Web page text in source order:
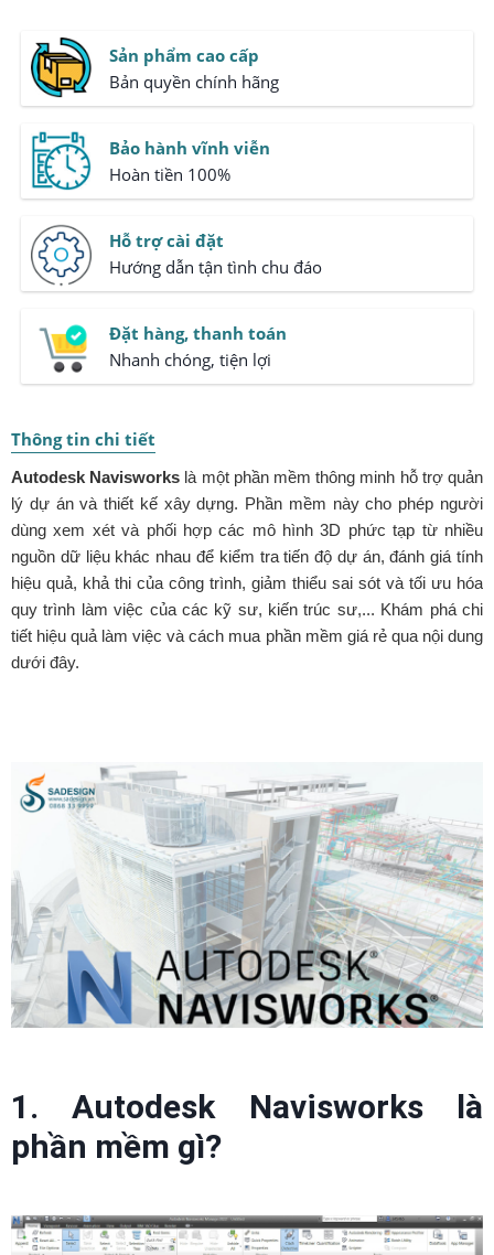
Sản phẩm cao cấp
Bản quyền chính hãng
Bảo hành vĩnh viễn
Hoàn tiền 100%
Hỗ trợ cài đặt
Hướng dẫn tận tình chu đáo
Đặt hàng, thanh toán
Nhanh chóng, tiện lợi
Thông tin chi tiết
Autodesk Navisworks là một phần mềm thông minh hỗ trợ quản
lý dự án và thiết kế xây dựng. Phần mềm này cho phép người
dùng xem xét và phối hợp các mô hình 3D phức tạp từ nhiều
nguồn dữ liệu khác nhau để kiểm tra tiến độ dự án, đánh giá tính
hiệu quả, khả thi của công trình, giảm thiểu sai sót và tối ưu hóa
quy trình làm việc của các kỹ sư, kiến trúc sư,... Khám phá chi
tiết hiệu quả làm việc và cách mua phần mềm giá rẻ qua nội dung
dưới đây.
1. Autodesk Navisworks là
phần mềm gì?